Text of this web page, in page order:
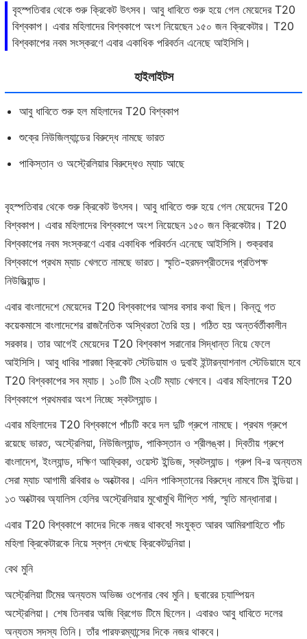
বৃহস্পতিবার থেকে শুরু ক্রিকেট উৎসব। আবু ধাবিতে শুরু হয়ে গেল মেয়েদের T20
বিশ্বকাপ। এবার মহিলাদের বিশ্বকাপে অংশ নিয়েছেন ১৫০ জন ক্রিকেটার। T20
বিশ্বকাপের নবম সংস্করণে এবার একাধিক পরিবর্তন এনেছে আইসিসি।
হাইলাইটস
আবু ধাবিতে শুরু হল মহিলাদের T20 বিশ্বকাপ
শুক্রে নিউজিল্যান্ডের বিরুদ্ধে নামছে ভারত
পাকিস্তান ও অস্ট্রেলিয়ার বিরুদ্ধেও ম্যাচ আছে
বৃহস্পতিবার থেকে শুরু ক্রিকেট উৎসব। আবু ধাবিতে শুরু হয়ে গেল মেয়েদের T20
বিশ্বকাপ। এবার মহিলাদের বিশ্বকাপে অংশ নিয়েছেন ১৫০ জন ক্রিকেটার। T20
বিশ্বকাপের নবম সংস্করণে এবার একাধিক পরিবর্তন এনেছে আইসিসি। শুক্রবার
বিশ্বকাপে প্রথম ম্যাচ খেলতে নামছে ভারত। স্মৃতি-হরমনপ্রীতদের প্রতিপক্ষ
নিউজিল্য়ান্ড।
এবার বাংলাদেশে মেয়েদের T20 বিশ্বকাপের আসর বসার কথা ছিল। কিন্তু গত
কয়েকমাসে বাংলাদেশের রাজনৈতিক অস্থিরতা তৈরি হয়। গঠিত হয় অন্তর্বর্তীকালীন
সরকার। তার আগেই মেয়েদের T20 বিশ্বকাপ সরানোর সিদ্ধান্ত নিয়ে ফেলে
আইসিসি। আবু ধাবির শারজা ক্রিকেট স্টেডিয়াম ও দুবাই ইন্টারন্যাশনাল স্টেডিয়ামে হবে
T20 বিশ্বকাপের সব ম্যাচ। ১০টি টিম ২৩টি ম্যাচ খেলবে। এবার মহিলাদের T20
বিশ্বকাপে প্রথমবার অংশ নিচ্ছে স্কটল্যান্ড।
এবার মহিলাদের T20 বিশ্বকাপে পাঁচটি করে দল দুটি গ্রুপে নামছে। প্রথম গ্রুপে
রয়েছে ভারত, অস্ট্রেলিয়া, নিউজিল্যান্ড, পাকিস্তান ও শ্রীলঙ্কা। দ্বিতীয় গ্রুপে
বাংলাদেশ, ইংল্যান্ড, দক্ষিণ আফ্রিকা, ওয়েস্ট ইন্ডিজ, স্কটল্যান্ড। গ্রুপ বি-র অন্যতম
সেরা ম্যাচ আগামী রবিবার ৬ অক্টোবর। এদিন পাকিস্তানের বিরুদ্ধে নামবে টিম ইন্ডিয়া।
১৩ অক্টোবর অ্যালিস হেলির অস্ট্রেলিয়ার মুখোমুখি দীপ্তি শর্মা, স্মৃতি মান্ধানারা।
এবার T20 বিশ্বকাপে কাদের দিকে নজর থাকবে! সংযুক্ত আরব আমিরশাহিতে পাঁচ
মহিলা ক্রিকেটারকে নিয়ে স্বপ্ন দেখছে ক্রিকেটদুনিয়া।
বেথ মুনি
অস্ট্রেলিয়া টিমের অন্যতম অভিজ্ঞ ওপেনার বেথ মুনি। ছবারের চ্যাম্পিয়ন
অস্ট্রেলিয়া। শেষ তিনবার অজি ব্রিগেড টিমে ছিলেন। এবারও আবু ধাবিতে দলের
অন্যতম সদস্য তিনি। তাঁর পারফরম্যান্সের দিকে নজর থাকবে।